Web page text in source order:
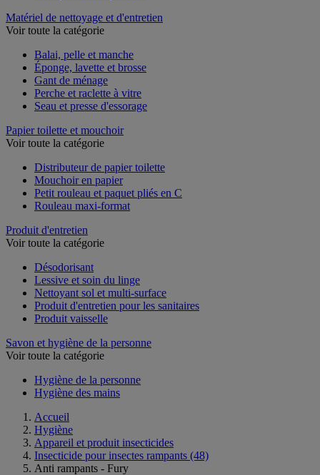
Matériel de nettoyage et d'entretien
Voir toute la catégorie
Balai, pelle et manche
Éponge, lavette et brosse
Gant de ménage
Perche et raclette à vitre
Seau et presse d'essorage
Papier toilette et mouchoir
Voir toute la catégorie
Distributeur de papier toilette
Mouchoir en papier
Petit rouleau et paquet pliés en C
Rouleau maxi-format
Produit d'entretien
Voir toute la catégorie
Désodorisant
Lessive et soin du linge
Nettoyant sol et multi-surface
Produit d'entretien pour les sanitaires
Produit vaisselle
Savon et hygiène de la personne
Voir toute la catégorie
Hygiène de la personne
Hygiène des mains
Accueil
Hygiène
Appareil et produit insecticides
Insecticide pour insectes rampants (48)
Anti rampants - Fury